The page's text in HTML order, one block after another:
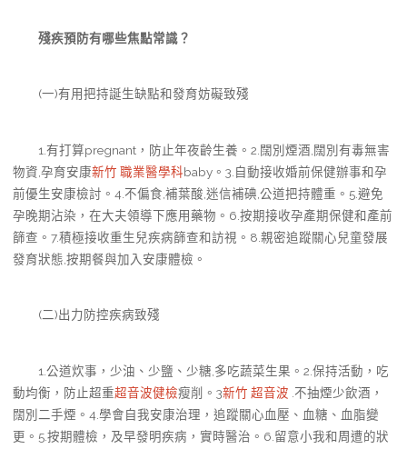
殘疾預防有哪些焦點常識？
(一)有用把持誕生缺點和發育妨礙致殘
1.有打算pregnant，防止年夜齡生養。2.闊別煙酒,闊別有毒無害
物資,孕育安康新竹 職業醫學科baby。3.自動接收婚前保健辦事和孕
前優生安康檢討。4.不偏食,補葉酸,迷信補碘,公道把持體重。5.避免
孕晚期沾染，在大夫領導下應用藥物。6.按期接收孕產期保健和產前
篩查。7.積極接收重生兒疾病篩查和訪視。8.親密追蹤關心兒童發展
發育狀態,按期餐與加入安康體檢。
(二)出力防控疾病致殘
1.公道炊事，少油、少鹽、少糖,多吃蔬菜生果。2.保持活動，吃
動均衡，防止超重超音波健檢瘦削。3新竹 超音波 .不抽煙少飲酒，
闊別二手煙。4.學會自我安康治理，追蹤關心血壓、血糖、血脂變
更。5.按期體檢，及早發明疾病，實時醫治。6.留意小我和周遭的狀